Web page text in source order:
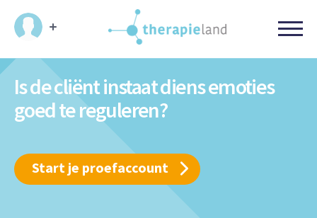
Is de cliënt instaat diens emoties
goed te reguleren?
Start je proefaccount